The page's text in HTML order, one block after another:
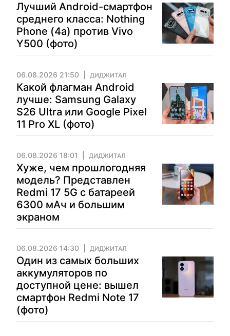
Лучший Android-смартфон
среднего класса: Nothing
Phone (4a) против Vivo
Y500 (фото)
06.08.2026 21:50 ДИДЖИТАЛ
Какой флагман Android
лучше: Samsung Galaxy
S26 Ultra или Google Pixel
11 Pro XL (фото)
06.08.2026 18:01 ДИДЖИТАЛ
Хуже, чем прошлогодняя
модель? Представлен
Redmi 17 5G с батареей
6300 мАч и большим
экраном
06.08.2026 14:30 ДИДЖИТАЛ
Один из самых больших
аккумуляторов по
доступной цене: вышел
смартфон Redmi Note 17
(фото)